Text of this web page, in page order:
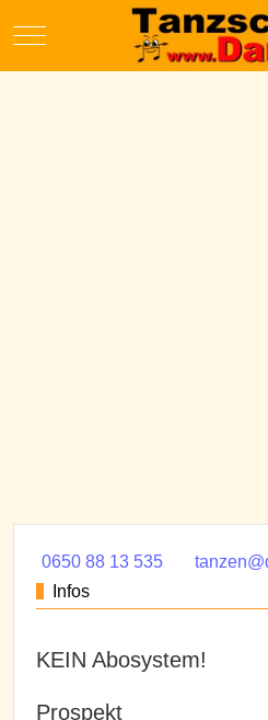
Mobile Menu Toggle
0650 88 13 535
Infos
KEIN Abosystem!
Prospekt